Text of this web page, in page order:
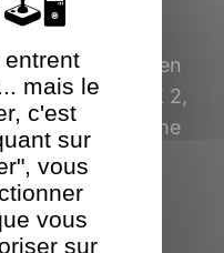
jeux de rôle sur
Baldur's Gate en
MDK 2,
Knights of the
Effect et
testés
mais le
c'est
sur
vous
vous
sur